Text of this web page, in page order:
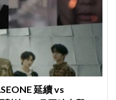
延續 vs